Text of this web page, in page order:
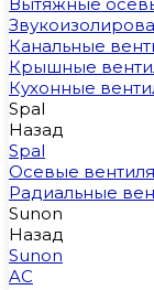
Канальные
Крышные
Кухонные
Spal
Назад
Spal
Осевые
Радиальные
Sunon
Назад
Sunon
AC